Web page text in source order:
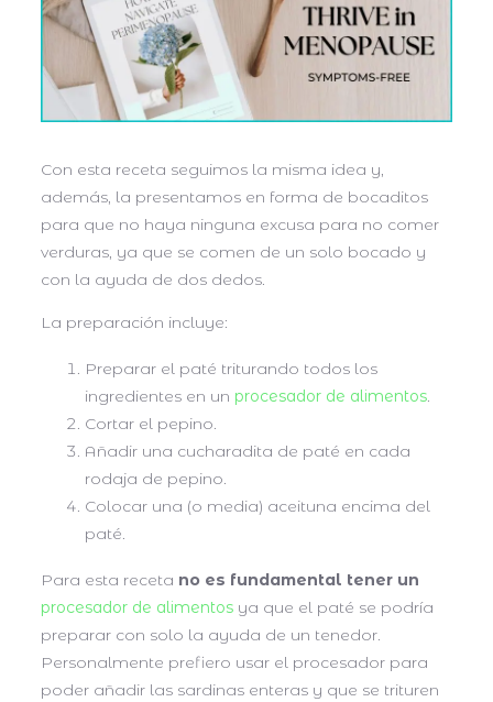
Con esta receta seguimos la misma idea y,
además, la presentamos en forma de bocaditos
para que no haya ninguna excusa para no comer
verduras, ya que se comen de un solo bocado y
con la ayuda de dos dedos.
La preparación incluye:
Preparar el paté triturando todos los
ingredientes en un procesador de alimentos.
Cortar el pepino.
Añadir una cucharadita de paté en cada
rodaja de pepino.
Colocar una (o media) aceituna encima del
paté.
Para esta receta no es fundamental tener un
procesador de alimentos ya que el paté se podría
preparar con solo la ayuda de un tenedor.
Personalmente prefiero usar el procesador para
poder añadir las sardinas enteras y que se trituren